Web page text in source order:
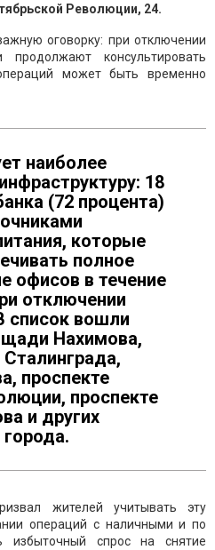
Революции, 24.
оговорку: при отключении
продолжают консультировать
может быть временно
наиболее
18
(72 процента)
которые
полное
офисов в течение
отключении
список вошли
Нахимова,
Сталинграда,
проспекте
проспекте
и других
жителей учитывать эту
операций с наличными и по
избыточный спрос на снятие